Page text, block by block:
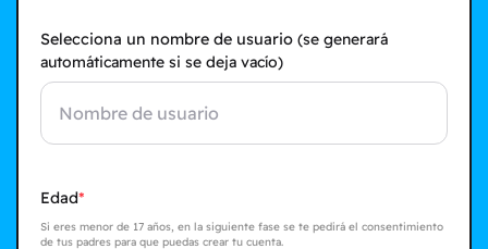
Selecciona un nombre de usuario (se generará
automáticamente si se deja vacío)
Edad
Si eres menor de 17 años, en la siguiente fase se te pedirá el consentimiento
de tus padres para que puedas crear tu cuenta.